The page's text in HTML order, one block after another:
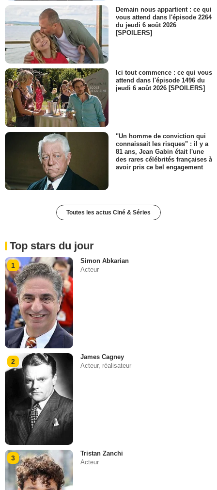
Demain nous appartient : ce qui
vous attend dans l'épisode 2264
du jeudi 6 août 2026
[SPOILERS]
Ici tout commence : ce qui vous
attend dans l'épisode 1496 du
jeudi 6 août 2026 [SPOILERS]
"Un homme de conviction qui
connaissait les risques" : il y a
81 ans, Jean Gabin était l'une
des rares célébrités françaises à
avoir pris ce bel engagement
Toutes les actus Ciné & Séries
Top stars du jour
1
Simon Abkarian
Acteur
2
James Cagney
Acteur, réalisateur
3
Tristan Zanchi
Acteur